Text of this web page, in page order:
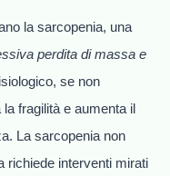
la sarcopenia, una
perdita di massa e
se non
fragilità e aumenta il
La sarcopenia non
richiede interventi mirati